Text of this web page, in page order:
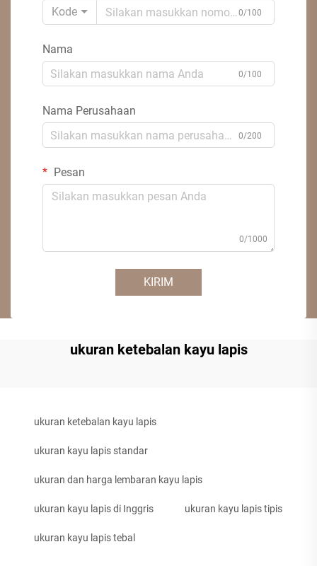
Kode
0/100
Nama
0/100
Nama Perusahaan
0/200
Pesan
0/1000
KIRIM
ukuran ketebalan kayu lapis
ukuran ketebalan kayu lapis
ukuran kayu lapis standar
ukuran dan harga lembaran kayu lapis
ukuran kayu lapis di Inggris ukuran kayu lapis tipis
ukuran kayu lapis tebal